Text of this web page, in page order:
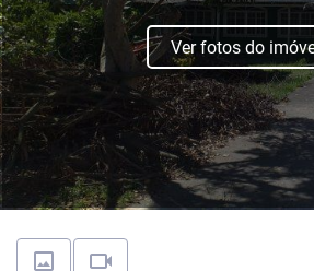
Ver fotos do